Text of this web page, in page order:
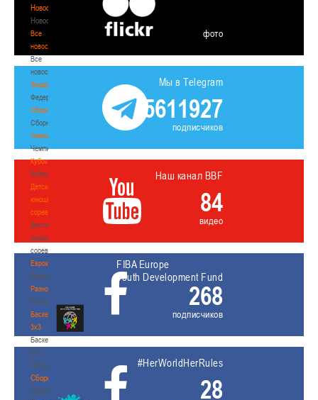
Новости
Новости
Все
новости
Все
новости
Федерация
Федерация
Сборные
Сборные
Чемпионат
Чемпионат
Кубок
Кубок
Детско-
юношеские
соревнования
Детско-
юношеские
соревнования
Еврокубки
Еврокубки
Разное
Разное
Баскетбол
3х3
Баскетбол
3х3
Лого[modid=121]
Сборные
Сборные
фото
Мы в Telegram
5611927
подписчиков
Наш канал BBF
84
видео
FIBA Europe
Youth Development Fund
268
подписчиков
#HerWorldHerRules
28